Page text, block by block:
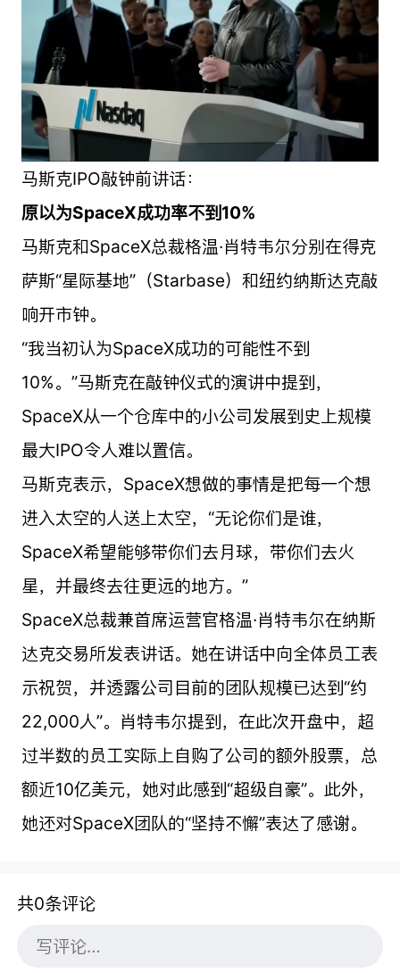
马斯克IPO敲钟前讲话：
原以为SpaceX成功率不到10%
马斯克和SpaceX总裁格温·肖特韦尔分别在得克
萨斯“星际基地”（Starbase）和纽约纳斯达克敲
响开市钟。
“我当初认为SpaceX成功的可能性不到
10%。”马斯克在敲钟仪式的演讲中提到，
SpaceX从一个仓库中的小公司发展到史上规模
最大IPO令人难以置信。
马斯克表示，SpaceX想做的事情是把每一个想
进入太空的人送上太空，“无论你们是谁，
SpaceX希望能够带你们去月球，带你们去火
星，并最终去往更远的地方。”
SpaceX总裁兼首席运营官格温·肖特韦尔在纳斯
达克交易所发表讲话。她在讲话中向全体员工表
示祝贺，并透露公司目前的团队规模已达到“约
22,000人”。肖特韦尔提到，在此次开盘中，超
过半数的员工实际上自购了公司的额外股票，总
额近10亿美元，她对此感到“超级自豪”。此外，
她还对SpaceX团队的“坚持不懈”表达了感谢。
共0条评论